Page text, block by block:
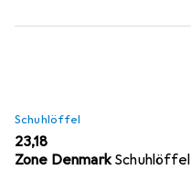
Schuhlöffel
EUR
23,18
Zone Denmark Schuhlöffel